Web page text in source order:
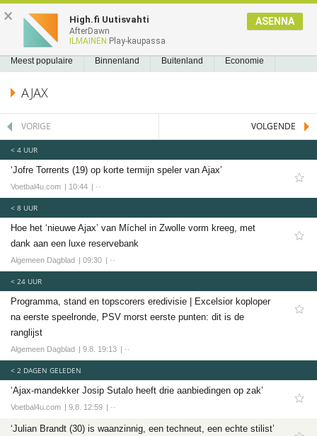
NIEUWS2.NL
Nieuws
Meest populaire
Buitenland
Politiek
Sport
Voetbal
Cambuur
Feyenoord
PSV
Twente
Formule 1
Entertainment
Games
Software
NIEUWS REEDS GELEZEN BLADWIJZERS
Meest populaire Binnenland Buitenland Economie
PolitiekAJAX
VORIGE VOLGENDE
< 4 UUR
‘Jofre Torrents (19) op korte termijn speler van Ajax’
Voetbal4u.com 10:44 ··
< 8 UUR
Hoe het ‘nieuwe Ajax’ van Míchel in Zwolle vorm kreeg, met
dank aan een luxe reservebank
Algemeen Dagblad 09:30 ··
< 24 UUR
Programma, stand en topscorers eredivisie | Excelsior koploper
na eerste speelronde, PSV morst eerste punten: dit is de
ranglijst
Algemeen Dagblad 9.8. 19:13 ··
< 2 DAGEN GELEDEN
‘Ajax-mandekker Josip Sutalo heeft drie aanbiedingen op zak’
Voetbal4u.com 9.8. 12:59 ··
‘Julian Brandt (30) is waanzinnig, een techneut, een echte stilist’
× High.fi Uutisvahti
AfterDawn
ILMAINEN Play-kaupassa
ASENNA